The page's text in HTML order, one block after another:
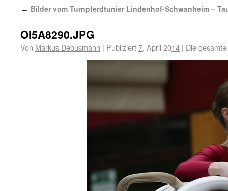
← Bilder vom Turnpferdtunier Lindenhof-Schwanheim –
OI5A8290.JPG
Von Markus Debusmann | Publiziert7. April 2014 | Die